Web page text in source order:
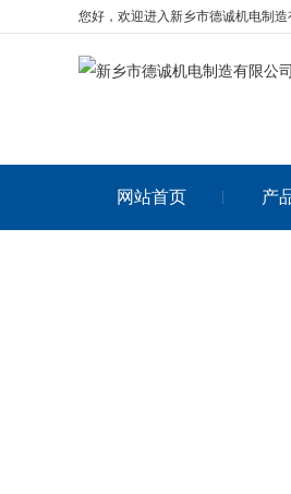
您好，欢迎进入新乡市德诚机电制造
网站首页 产